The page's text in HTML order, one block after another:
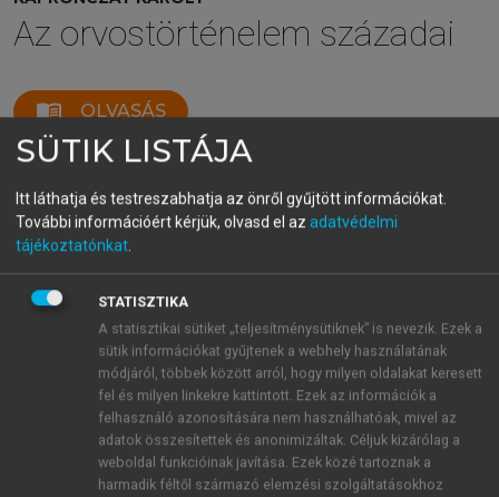
Az orvostörténelem századai
menu_book OLVASÁS
A fordítások kora (Kb. 800–1000)
Az arab orvostudomány tagadhatatlanul görög –
kisebb részben indiai és perzsa – művek fordításának
és magyarázatának köszönhette létét. Ezek a
fordítások részben uralkodói megbízásra, részben
praktikus okokból születtek. Mint említettük önálló
arab tudományos orvosi hagyomány nem létezett: ez
nem csak szükségessé tette ezeket a fordításokat,
hanem befogadásukat is megkönnyítette. Az arab
fordításirodalomnak három sajátossága is említést
SÜTIK LISTÁJA
Itt láthatja és testreszabhatja az önről gyűjtött információkat.
További információért kérjük, olvasd el az adatvédelmi
tájékoztatónkat
STATISZTIKA
A statisztikai sütiket „teljesítménysütiknek” is nevezik. Ezek a
sütik információkat gyűjtenek a webhely használatának
módjáról, többek között arról, hogy milyen oldalakat keresett
fel és milyen linkekre kattintott. Ezek az információk a
felhasználó azonosítására nem használhatóak, mivel az
adatok összesítettek és anonimizáltak. Céljuk kizárólag a
weboldal funkcióinak javítása. Ezek közé tartoznak a
harmadik féltől származó elemzési szolgáltatásokhoz